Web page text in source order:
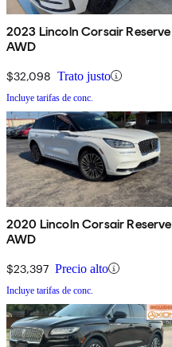
2023 Lincoln Corsair Reserve
AWD
$32,098 Trato justo
Incluye tarifas de conc.
2020 Lincoln Corsair Reserve
AWD
$23,397 Precio alto
Incluye tarifas de conc.